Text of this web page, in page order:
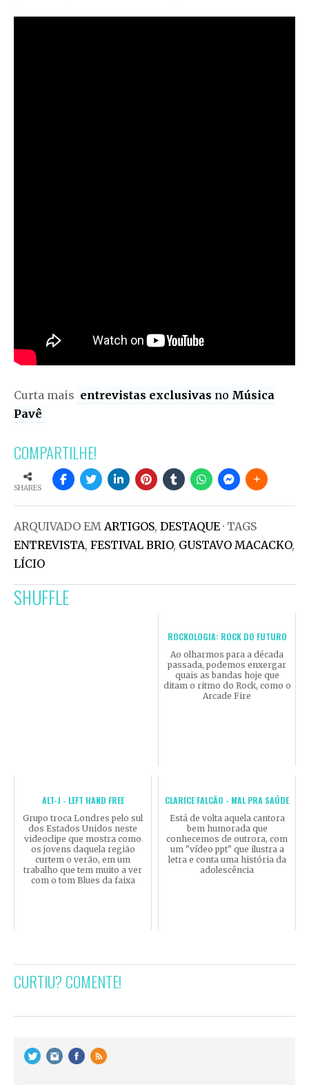
Curta mais entrevistas exclusivas no Música
Pavê
COMPARTILHE!
SHARES
ARQUIVADO EM ARTIGOS, DESTAQUE · TAGS
ENTREVISTA, FESTIVAL BRIO, GUSTAVO MACACKO,
LÍCIO
SHUFFLE
ROCKOLOGIA: ROCK DO FUTURO
Ao olharmos para a década
passada, podemos enxergar
quais as bandas hoje que
ditam o ritmo do Rock, como o
Arcade Fire
ALT-J - LEFT HAND FREE
Grupo troca Londres pelo sul
dos Estados Unidos neste
videoclipe que mostra como
os jovens daquela região
curtem o verão, em um
trabalho que tem muito a ver
com o tom Blues da faixa
CLARICE FALCÃO - MAL PRA SAÚDE
Está de volta aquela cantora
bem humorada que
conhecemos de outrora, com
um "vídeo ppt" que ilustra a
letra e conta uma história da
adolescência
CURTIU? COMENTE!